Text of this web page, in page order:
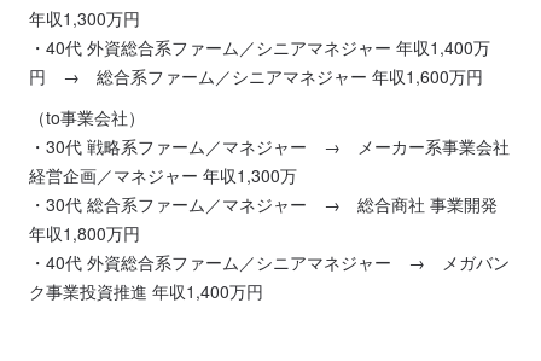
年収1,300万円
・40代 外資総合系ファーム／シニアマネジャー 年収1,400万
円 → 総合系ファーム／シニアマネジャー 年収1,600万円
（to事業会社）
・30代 戦略系ファーム／マネジャー → メーカー系事業会社
経営企画／マネジャー 年収1,300万
・30代 総合系ファーム／マネジャー → 総合商社 事業開発
年収1,800万円
・40代 外資総合系ファーム／シニアマネジャー → メガバン
ク事業投資推進 年収1,400万円